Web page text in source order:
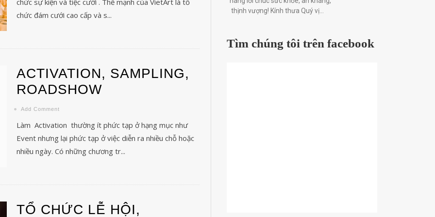
1 sự kiện thành công?
chức sự kiện và tiệc cưới . Thế mạnh của VietArt là tổ
chức đám cưới cao cấp và s...
ACTIVATION, SAMPLING,
ROADSHOW
Add Comment
Làm Activation thường ít phức tạp ở hạng mục như
Event nhưng lại phức tạp ở việc diễn ra nhiều chỗ hoặc
nhiều ngày. Có những chương tr...
TỔ CHỨC LỄ HỘI,
thịnh vượng! Kính thưa Quý vị...
Tìm chúng tôi trên facebook